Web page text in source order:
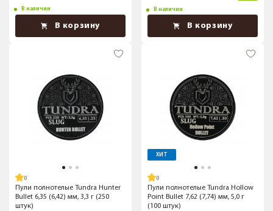
В наличии
В корзину
В наличии
В корзину
Пули полнотелые Tundra Hunter
Bullet 6,35 (6,42) мм, 3,3 г (250
штук)
ХИТ
Пули полнотелые Tundra Hollow
Point Bullet 7,62 (7,74) мм, 5,0 г
(100 штук)